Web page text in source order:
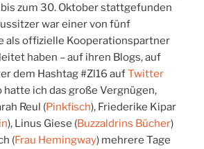
zum 30. Oktober stattgefunden
war einer von fünf
als offizielle Kooperationspartner
haben – auf ihren Blogs, auf
dem Hashtag #Zl16 aufTwitter
hatte ich das große Vergnügen,
Reul (Pinkfisch), Friederike Kipar
), Linus Giese (Buzzaldrins Bücher)
(Frau Hemingway) mehrere Tage